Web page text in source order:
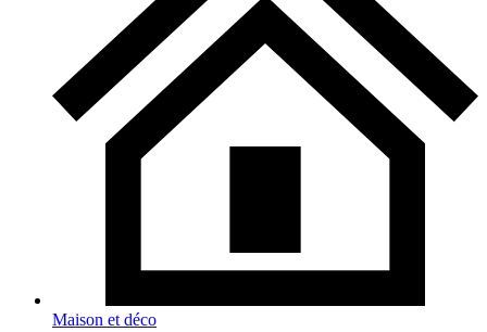
Maison et déco